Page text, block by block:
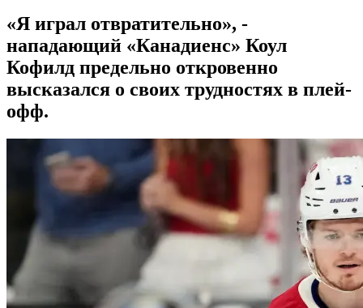
«Я играл отвратительно», -
нападающий «Канадиенс» Коул
Кофилд предельно откровенно
высказался о своих трудностях в плей-
офф.